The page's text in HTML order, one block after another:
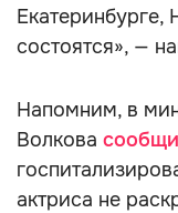
состоятся», —
Напомним, в
Волкова
актриса не